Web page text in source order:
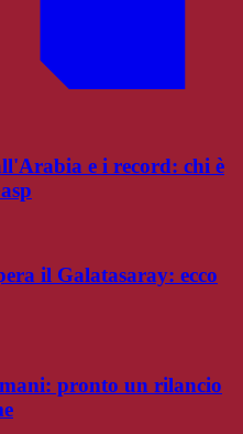
e i record: chi è
il Galatasaray: ecco
pronto un rilancio